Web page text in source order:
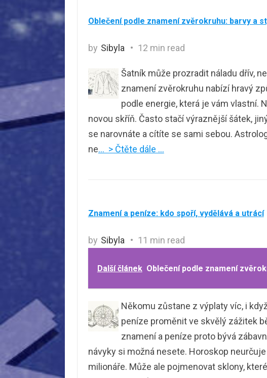
Oblečení podle znamení zvěrokruhu: barvy a
by Sibyla 12 min read
Šatník může prozradit náladu dřív,
znamení zvěrokruhu nabízí hravý
podle energie, která je vám vlastní.
novou skříň. Často stačí výraznější šátek,
se narovnáte a cítíte se sami sebou.
ne… > Čtěte dále …
Znamení a peníze: kdo spoří, vydělává a utrácí
by Sibyla 11 min read
Další článek Oblečení podle znamení
Někomu zůstane z výplaty víc, i
peníze proměnit ve skvělý zážitek
znamení a peníze proto bývá
návyky si možná nesete. Horoskop
milionáře. Může ale pojmenovat sklony,